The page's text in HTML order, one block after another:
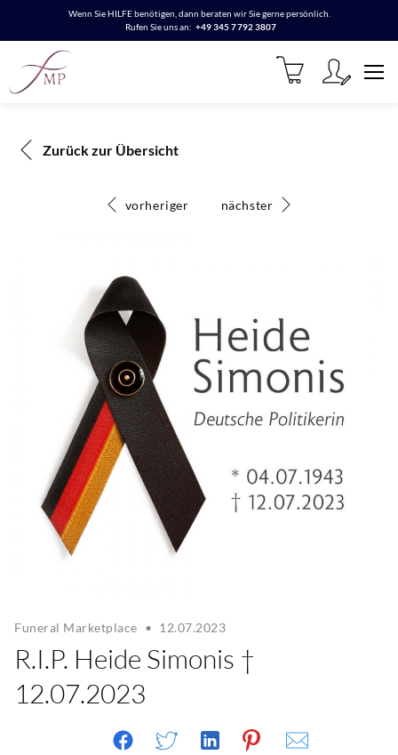
Wenn Sie HILFE benötigen, dann beraten wir Sie gerne persönlich.
Rufen Sie uns an: +49 345 7792 3807
Zurück zur Übersicht
vorheriger nächster
Funeral Marketplace • 12.07.2023
R.I.P. Heide Simonis †
12.07.2023